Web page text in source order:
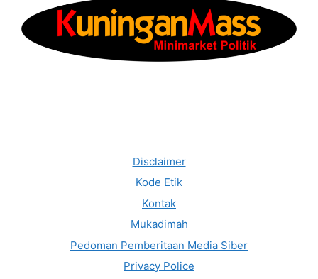
Disclaimer
Kode Etik
Kontak
Mukadimah
Pedoman Pemberitaan Media Siber
Privacy Police